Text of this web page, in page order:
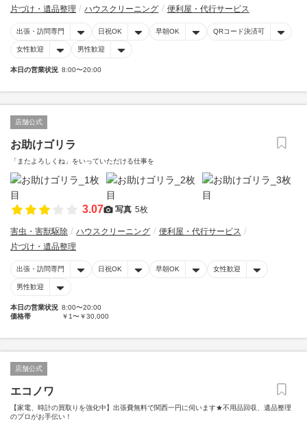
片づけ・遺品整理 ハウスクリーニング 便利屋・代行サービス
出張・訪問専門 日祝OK 早朝OK QRコード決済可
女性歓迎 男性歓迎
本日の営業状況 8:00〜20:00
店舗公式
お助けゴリラ
「またよろしくね」をいっていただける仕事を
3.07 写真 5枚
害虫・害獣駆除 ハウスクリーニング
便利屋・代行サービス
片づけ・遺品整理
出張・訪問専門 日祝OK 早朝OK 女性歓迎
男性歓迎
本日の営業状況 8:00〜20:00
価格帯
￥1〜￥30,000
店舗公式
エコノワ
【家電、時計の買取りを強化中】出張費無料で関西一円に伺います★不用品回収、遺品整理
のプロがお手伝い！